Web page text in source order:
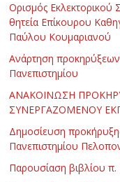
Ορισμός Εκλεκτορικού
θητεία Επίκουρου
Παύλου Κουμαριανού
Ανάρτηση
Πανεπιστημίου
ΑΝΑΚΟΙΝΩΣΗ
ΣΥΝΕΡΓΑΖΟΜΕΝΟΥ
Δημοσίευση
Πανεπιστημίου
Παρουσίαση βιβλίου